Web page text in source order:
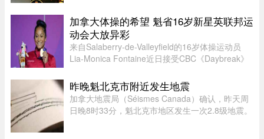
府机构，已针对这类手法日益复杂的骗局发出警
告。加拿大四大电信公司——罗渣士 ...
加拿大体操的希望 魁省16岁新星英联邦运
动会大放异彩
来自Salaberry-de-Valleyfield的16岁体操运动员
Lia-Monica Fontaine近日接受CBC《Daybreak》
历。这位魁省年轻选手在国际舞台上表现惊艳，一
举获得4枚奖牌。Fontaine代 ...
昨晚魁北克市附近发生地震
加拿大地震局（Séismes Canada）确认，昨天周
日晚8时33分，魁北克市地区发生一次2.8级地震。